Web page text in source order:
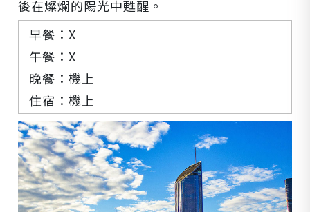
後在燦爛的陽光中甦醒。
早餐：X
午餐：X
晚餐：機上
住宿：機上